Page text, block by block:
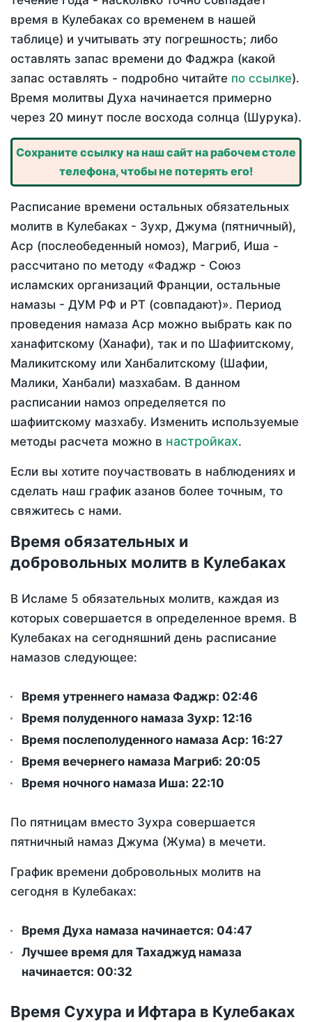
время в Кулебаках со временем в нашей
таблице) и учитывать эту погрешность; либо
оставлять запас времени до Фаджра (какой
запас оставлять - подробно читайте по ссылке).
Время молитвы Духа начинается примерно
через 20 минут после восхода солнца (Шурука).
Сохраните ссылку на наш сайт на рабочем столе
телефона, чтобы не потерять его!
Расписание времени остальных обязательных
молитв в Кулебаках - Зухр, Джума (пятничный),
Аср (послеобеденный номоз), Магриб, Иша -
рассчитано по методу «Фаджр - Союз
исламских организаций Франции, остальные
намазы - ДУМ РФ и РТ (совпадают)». Период
проведения намаза Аср можно выбрать как по
ханафитскому (Ханафи), так и по Шафиитскому,
Маликитскому или Ханбалитскому (Шафии,
Малики, Ханбали) мазхабам. В данном
расписании намоз определяется по
шафиитскому мазхабу. Изменить используемые
методы расчета можно в настройках.
Если вы хотите поучаствовать в наблюдениях и
сделать наш график азанов более точным, то
свяжитесь с нами.
Время обязательных и
добровольных молитв в Кулебаках
В Исламе 5 обязательных молитв, каждая из
которых совершается в определенное время. В
Кулебаках на сегодняшний день расписание
намазов следующее:
Время утреннего намаза Фаджр: 02:46
Время полуденного намаза Зухр: 12:16
Время послеполуденного намаза Аср: 16:27
Время вечернего намаза Магриб: 20:05
Время ночного намаза Иша: 22:10
По пятницам вместо Зухра совершается
пятничный намаз Джума (Жума) в мечети.
График времени добровольных молитв на
сегодня в Кулебаках:
Время Духа намаза начинается: 04:47
Лучшее время для Тахаджуд намаза
начинается: 00:32
Время Сухура и Ифтара в Кулебаках